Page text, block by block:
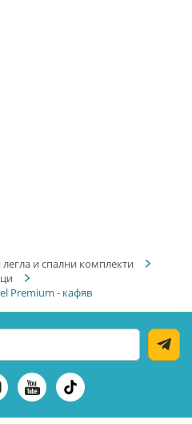
легла и спални комплекти
Premium - кафяв